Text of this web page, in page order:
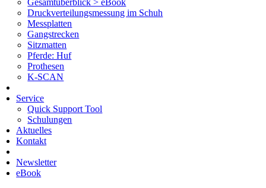
Gesamtüberblick > eBook
Druckverteilungsmessung im Schuh
Messplatten
Gangstrecken
Sitzmatten
Pferde: Huf
Prothesen
K-SCAN
Service
Quick Support Tool
Schulungen
Aktuelles
Kontakt
Newsletter
eBook